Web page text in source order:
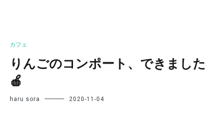
カフェ
りんごのコンポート、できました
🍎
haru sora 2020-11-04